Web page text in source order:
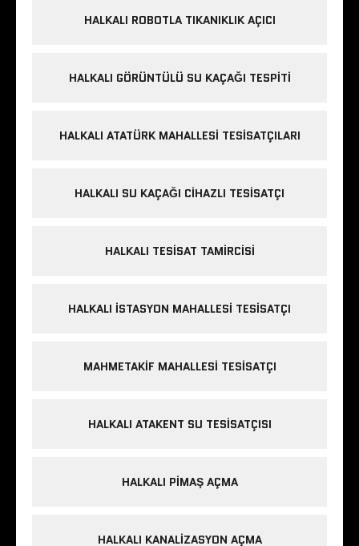
HALKALI ROBOTLA TIKANIKLIK AÇICI
HALKALI GÖRÜNTÜLÜ SU KAÇAĞI TESPITI
HALKALI ATATÜRK MAHALLESI TESISATÇILARI
HALKALI SU KAÇAĞI CIHAZLI TESISATÇI
HALKALI TESISAT TAMIRCISI
HALKALI İSTASYON MAHALLESI TESISATÇI
MAHMETAKIF MAHALLESI TESISATÇI
HALKALI ATAKENT SU TESISATÇISI
HALKALI PIMAŞ AÇMA
HALKALI KANALIZASYON AÇMA